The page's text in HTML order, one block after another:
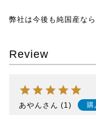
弊社は今後も純国産な
Review
あやん 1 購